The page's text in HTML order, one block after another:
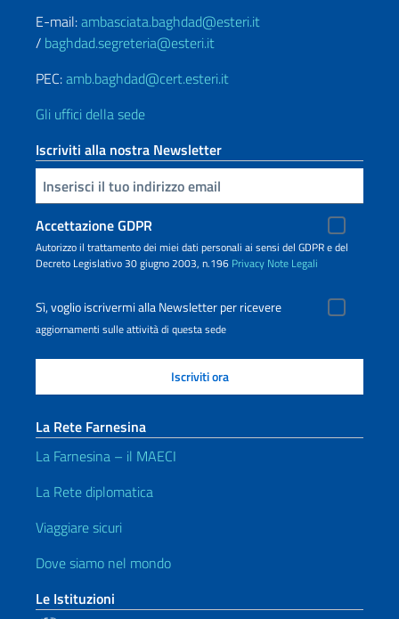
E-mail:ambasciata.baghdad@esteri.it
/ baghdad.segreteria@esteri.it
PEC:amb.baghdad@cert.esteri.it
Gli uffici della sede
Iscriviti alla nostra Newsletter
Inserisci la tua email
Accettazione GDPR
Autorizzo il trattamento dei miei dati personali ai sensi del GDPR e del
Decreto Legislativo 30 giugno 2003, n.196 Privacy Note Legali
Sì, voglio iscrivermi alla Newsletter per ricevere
aggiornamenti sulle attività di questa sede
La Rete Farnesina
La Farnesina – il MAECI
La Rete diplomatica
Viaggiare sicuri
Dove siamo nel mondo
Le Istituzioni